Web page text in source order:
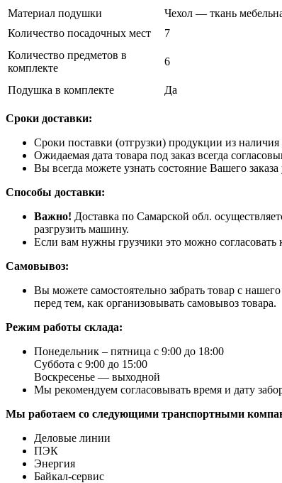
Материал подушки
Чехол — ткань
Количество посадочных мест
7
Количество предметов в
комплекте
6
Подушка в комплекте Да
Сроки доставки:
Сроки поставки (отгрузки) продукции из
Ожидаемая дата товара под заказ всегда
Вы всегда можете узнать состояние Вашего
Способы доставки:
Важно! Доставка по Самарской обл.
разгрузить машину.
Если вам нужны грузчики это можно согласовать
Самовывоз:
Вы можете самостоятельно забрать товар с
перед тем, как организовывать самовывоз товара.
Режим работы склада:
Понедельник – пятница с 9:00 до 18:00
Суббота с 9:00 до 15:00
Воскресенье — выходной
Мы рекомендуем согласовывать время и дату
Мы работаем со следующими транспортными
Деловые линии
ПЭК
Энергия
Байкал-сервис